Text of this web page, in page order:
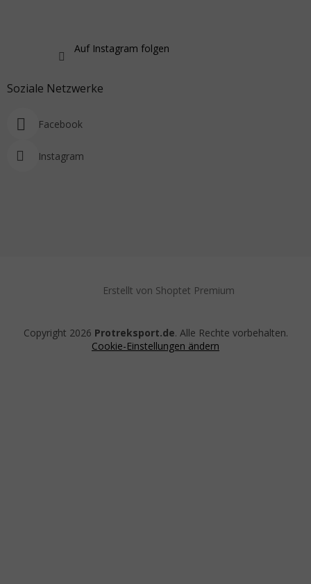
Auf Instagram folgen
Soziale Netzwerke
Facebook
Instagram
Erstellt von Shoptet Premium
Copyright 2026 Protreksport.de. Alle Rechte vorbehalten.
Cookie-Einstellungen ändern